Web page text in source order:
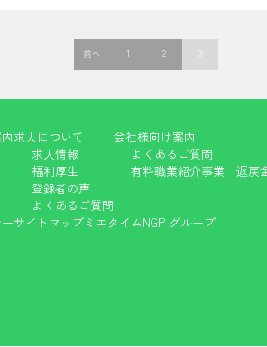
前へ 1 2 3
求人について
求人情報
福利厚生
登録者の声
よくあるご質問
会社様向け案内
よくあるご質問
有料職業紹介事業 返戻
サイトマップ ミエタイムNGP グループ